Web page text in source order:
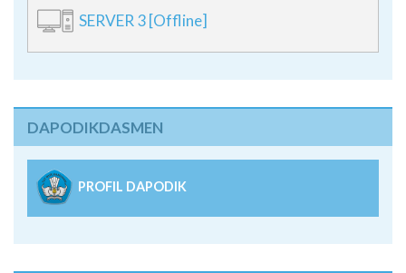
SERVER 3 [Offline]
DAPODIKDASMEN
PROFIL DAPODIK